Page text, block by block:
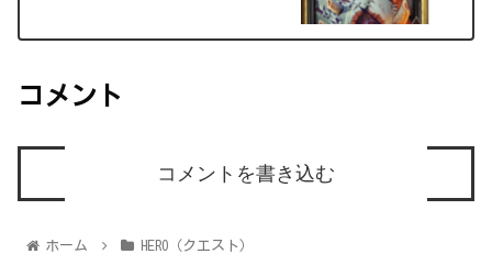
コメント
コメントを書き込む
ホーム HERO（クエスト）